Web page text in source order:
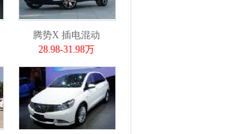
腾势X 插电混动
28.98-31.98万